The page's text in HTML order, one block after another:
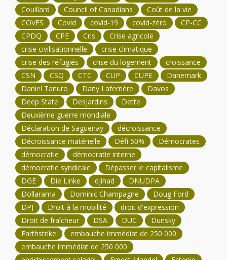
Couillard
Council of Canadians
Coût de la vie
COVES
Covid covid-19 covid-zéro
CP-CC
CPDQ
CPE Cris
Crise agricole
crise civilisationnelle
crise climatique
crise des réfugiés
crise du logement
croissance
CSN
CSQ CTC CUP CUPE
Danemark
Daniel Tanuro
Dany Laferrière
Davos
Deep State
Desjardins
Dette
Deuxième guerre mondiale
Déclaration de Saguenay
décroissance
Décroissance matérielle
Défi 50%
Démocrates
démocratie
démocratie interne
démocratie syndicale
Dépasser le capitalisme
DGE
Die Linke djihad
DNUDPA
Dollarama
Dominic Champagne
Doug Ford
DPJ
Droit à la mobilité
droit d'expression
Droit de fraîcheur
DSA DUC
Dunsky
Earthstrike
embauche immédiat de 250 000
embauche immédiat de 250 000